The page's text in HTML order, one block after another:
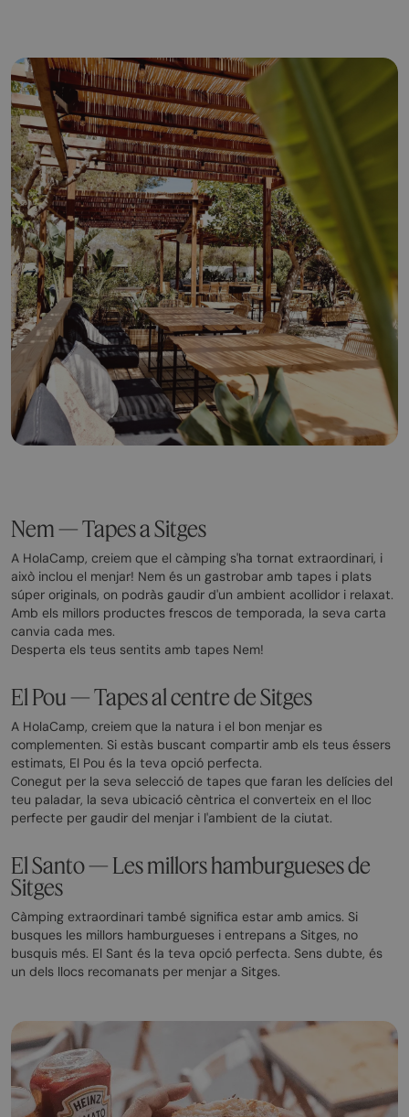
Nem — Tapes a Sitges
A HolaCamp, creiem que el càmping s'ha tornat extraordinari, i
això inclou el menjar! Nem és un gastrobar amb tapes i plats
súper originals, on podràs gaudir d'un ambient acollidor i relaxat.
Amb els millors productes frescos de temporada, la seva carta
canvia cada mes.
Desperta els teus sentits amb tapes Nem!
El Pou — Tapes al centre de Sitges
A HolaCamp, creiem que la natura i el bon menjar es
complementen. Si estàs buscant compartir amb els teus éssers
estimats, El Pou és la teva opció perfecta.
Conegut per la seva selecció de tapes que faran les delícies del
teu paladar, la seva ubicació cèntrica el converteix en el lloc
perfecte per gaudir del menjar i l'ambient de la ciutat.
El Santo — Les millors hamburgueses de
Sitges
Càmping extraordinari també significa estar amb amics. Si
busques les millors hamburgueses i entrepans a Sitges, no
busquis més. El Sant és la teva opció perfecta. Sens dubte, és
un dels llocs recomanats per menjar a Sitges.